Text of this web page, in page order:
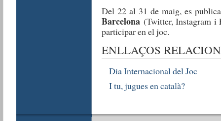
Del 22 al 31 de maig, es
Barcelona(Twitter, Instagram i
participar en el joc.
ENLLAÇOS
Dia Internacional del Joc
I tu, jugues en català?